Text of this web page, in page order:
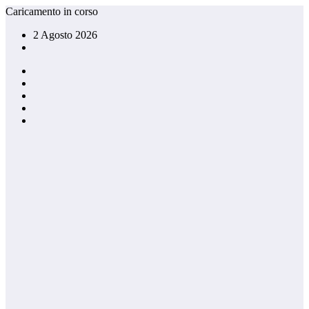
Vai
contenuto
Caricamento in corso
2 Agosto 2026